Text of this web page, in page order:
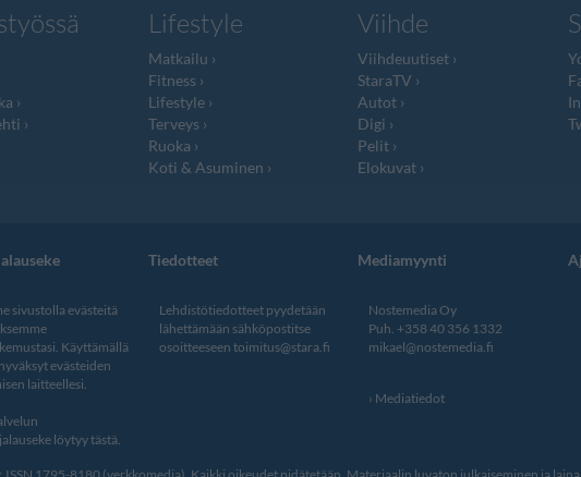
Lifestyle
Matkailu
Fitness
Lifestyle
Terveys
Ruoka
Koti & Asuminen
Viihde
Viihdeuutiset
StaraTV
Autot
Digi
Pelit
Elokuvat
sivustolla evästeitä
Käyttämällä
evästeiden
laitteellesi.
löytyy tästä.
Tiedotteet
Lehdistötiedotteet pyydetään
lähettämään sähköpostitse
osoitteeseen toimitus@stara.fi
Mediamyynti
Nostemedia Oy
Puh. +358 40 356 1332
mikael@nostemedia.fi
Mediatiedot